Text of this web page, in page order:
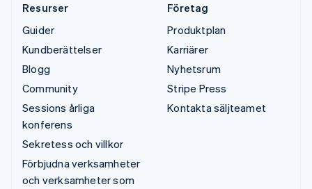
Resurser
Guider
Kundberättelser
Blogg
Community
Sessions årliga
konferens
Sekretess och villkor
Förbjudna verksamheter
och verksamheter som
Företag
Produktplan
Karriärer
Nyhetsrum
Stripe Press
Kontakta säljteamet